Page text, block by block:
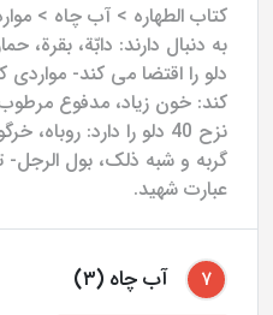
کتاب الطهاره > آب چاه >
کند: خون زیاد، مدفوع
نزح 40 دلو را دارد:
گربه و شبه ذلک، بول
عبارت شهید.
۷ آب چاه (۳)